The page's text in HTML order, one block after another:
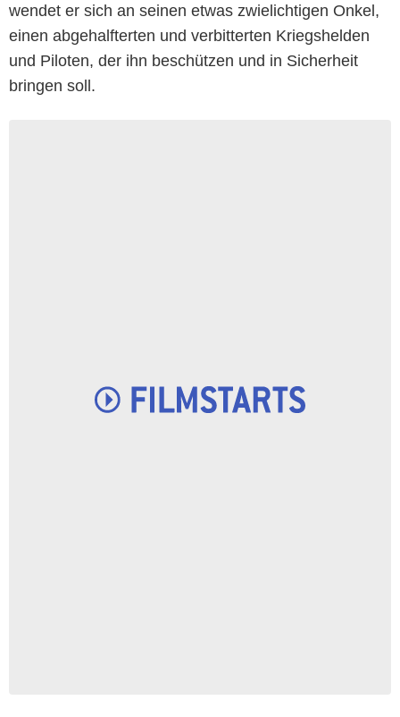
wendet er sich an seinen etwas zwielichtigen Onkel,
einen abgehalfterten und verbitterten Kriegshelden
und Piloten, der ihn beschützen und in Sicherheit
bringen soll.